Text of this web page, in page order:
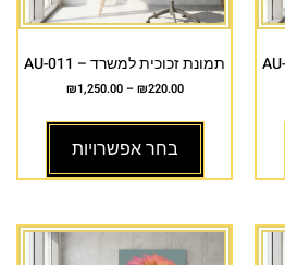
תמונת זכוכית למשרד – AU-011
₪220.00
–
₪1,250.00
בחר אפשרויות